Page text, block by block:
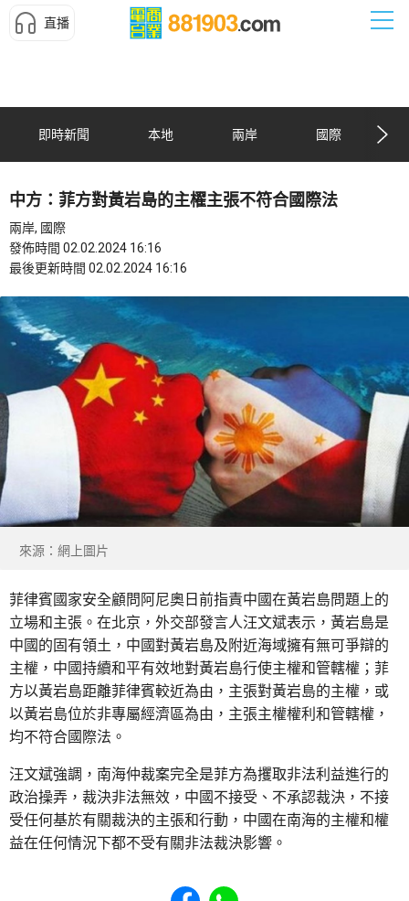
直播
即時新聞 本地 兩岸 國際
中方：菲方對黃岩島的主櫂主張不符合國際法
兩岸, 國際
發佈時間 02.02.2024 16:16
最後更新時間 02.02.2024 16:16
來源：網上圖片
菲律賓國家安全顧問阿尼奧日前指責中國在黃岩島問題上的
立場和主張。在北京，外交部發言人汪文斌表示，黃岩島是
中國的固有領土，中國對黃岩島及附近海域擁有無可爭辯的
主權，中國持續和平有效地對黃岩島行使主權和管轄權；菲
方以黃岩島距離菲律賓較近為由，主張對黃岩島的主權，或
以黃岩島位於非專屬經濟區為由，主張主權權利和管轄權，
均不符合國際法。
汪文斌強調，南海仲裁案完全是菲方為攫取非法利益進行的
政治操弄，裁決非法無效，中國不接受、不承認裁決，不接
受任何基於有關裁決的主張和行動，中國在南海的主權和權
益在任何情況下都不受有關非法裁決影響。
Share to Facebook
Share to WhatsApp